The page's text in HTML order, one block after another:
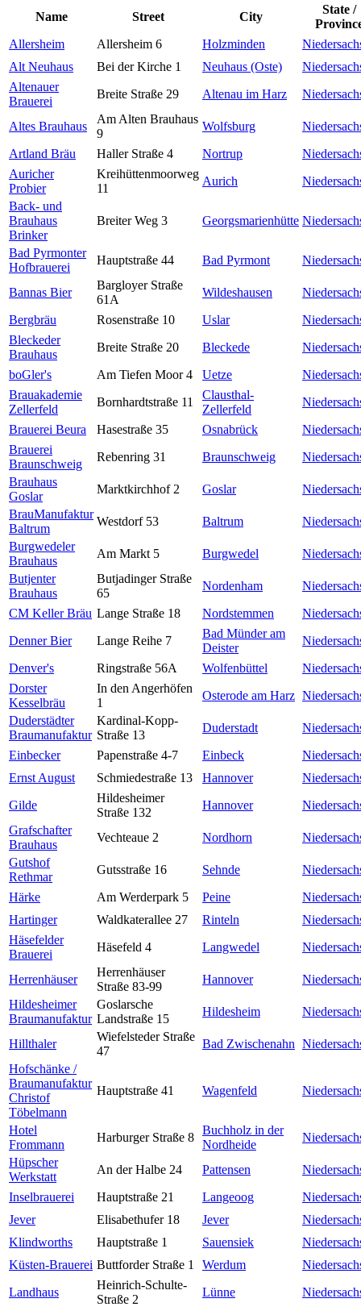
Name
Street City
State /
Allersheim
Allersheim 6 Holzminden
Alt Neuhaus
Bei der Kirche 1 Neuhaus (Oste)
Altenauer
Brauerei
Breite Straße 29 Altenau im Harz
Altes Brauhaus
Am Alten Brauhaus
9
Wolfsburg
Artland Bräu
Haller Straße 4 Nortrup
Auricher
Probier
Kreihüttenmoorweg
11
Aurich
Back- und
Brauhaus
Brinker
Breiter Weg 3 Georgsmarienhütte
Bad Pyrmonter
Hofbrauerei
Hauptstraße 44 Bad Pyrmont
Bannas Bier
Bargloyer Straße
61A
Wildeshausen
Bergbräu
Rosenstraße 10 Uslar
Bleckeder
Brauhaus
Breite Straße 20 Bleckede
boGler's
Am Tiefen Moor 4 Uetze
Brauakademie
Zellerfeld
Bornhardtstraße 11
Clausthal-
Zellerfeld
Brauerei Beura
Hasestraße 35 Osnabrück
Brauerei
Braunschweig
Rebenring 31 Braunschweig
Brauhaus
Goslar
Marktkirchhof 2 Goslar
BrauManufaktur
Baltrum
Westdorf 53 Baltrum
Burgwedeler
Brauhaus
Am Markt 5 Burgwedel
Butjenter
Brauhaus
Butjadinger Straße
65
Nordenham
CM Keller Bräu Lange Straße 18 Nordstemmen
Denner Bier
Lange Reihe 7
Bad Münder am
Deister
Denver's
Ringstraße 56A Wolfenbüttel
Dorster
Kesselbräu
In den Angerhöfen
1
Osterode am Harz
Duderstädter
Braumanufaktur
Kardinal-Kopp-
Straße 13
Duderstadt
Einbecker
Papenstraße 4-7 Einbeck
Ernst August
Schmiedestraße 13 Hannover
Gilde
Hildesheimer
Straße 132
Hannover
Grafschafter
Brauhaus
Vechteaue 2 Nordhorn
Gutshof
Rethmar
Gutsstraße 16 Sehnde
Härke
Am Werderpark 5 Peine
Hartinger
Waldkaterallee 27 Rinteln
Häsefelder
Brauerei
Häsefeld 4 Langwedel
Herrenhäuser
Herrenhäuser
Straße 83-99
Hannover
Hildesheimer
Braumanufaktur
Goslarsche
Landstraße 15
Hildesheim
Hillthaler
Wiefelsteder Straße
47
Bad Zwischenahn
Hofschänke /
Braumanufaktur
Christof
Töbelmann
Hauptstraße 41 Wagenfeld
Hotel
Frommann
Harburger Straße 8
Buchholz in der
Nordheide
Hüpscher
Werkstatt
An der Halbe 24 Pattensen
Inselbrauerei
Hauptstraße 21 Langeoog
Jever
Elisabethufer 18 Jever
Klindworths
Hauptstraße 1 Sauensiek
Küsten-Brauerei Buttforder Straße 1 Werdum
Landhaus
Heinrich-Schulte-
Straße 2
Lünne